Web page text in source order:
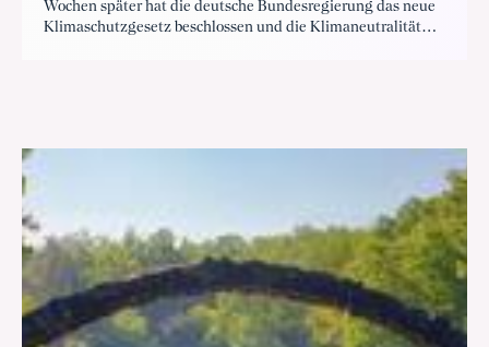
Wochen später hat die deutsche Bundesregierung das neue
Klimaschutzgesetz beschlossen und die Klimaneutralität